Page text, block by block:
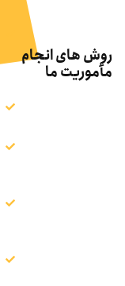
روش های انجام
مأموریت ما